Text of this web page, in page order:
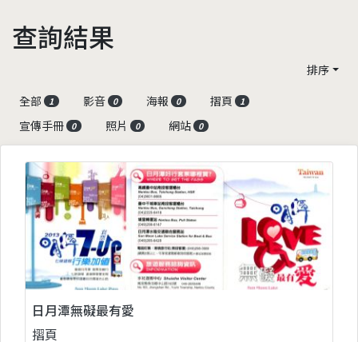
查詢結果
排序
全部
1 影音 0 海報 0 摺頁 1
宣傳手冊 0 照片 0 網站 0
日月潭無礙最有愛
摺頁